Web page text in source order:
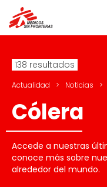
138 resultados
Actualidad > Noticias >
Cólera
Accede a nuestras
conoce más sobre
alrededor del mundo.